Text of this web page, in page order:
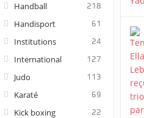
Handball 218
Handisport 61
Institutions 24
International 127
Judo 113
Karaté 69
Kick boxing 22